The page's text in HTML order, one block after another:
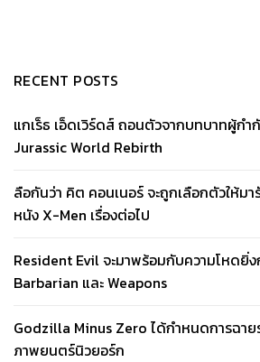
RECENT POSTS
แกเร็ธ เอ็ดเวิร์ดส์ ถอนตัวจากบทบาทผู้ก
Jurassic World Rebirth
ลือกันว่า คิต คอนเนอร์ จะถูกเลือกตัวให้ม
หนัง X-Men เรื่องต่อไป
Resident Evil จะมาพร้อมกับความโหดยิ่
Barbarian และ Weapons
Godzilla Minus Zero ได้กำหนดการฉา
ภาพยนตร์นิวยอร์ก